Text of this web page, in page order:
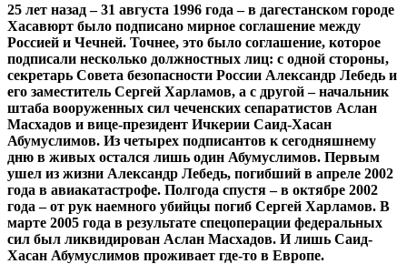
25 лет назад – 31 августа 1996 года – в дагестанском городе
Хасавюрт было подписано мирное соглашение между
Россией и Чечней. Точнее, это было соглашение, которое
подписали несколько должностных лиц: с одной стороны,
секретарь Совета безопасности России Александр Лебедь и
его заместитель Сергей Харламов, а с другой – начальник
штаба вооруженных сил чеченских сепаратистов Аслан
Масхадов и вице-президент Ичкерии Саид-Хасан
Абумуслимов. Из четырех подписантов к сегодняшнему
дню в живых остался лишь один Абумуслимов. Первым
ушел из жизни Александр Лебедь, погибший в апреле 2002
года в авиакатастрофе. Полгода спустя – в октябре 2002
года – от рук наемного убийцы погиб Сергей Харламов. В
марте 2005 года в результате спецоперации федеральных
сил был ликвидирован Аслан Масхадов. И лишь Саид-
Хасан Абумуслимов проживает где-то в Европе.